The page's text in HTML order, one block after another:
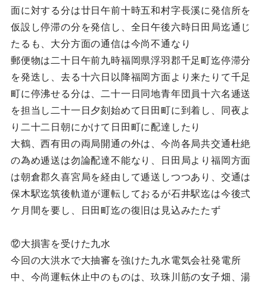
面に対する分は廿日午前十時五和村字長溪に発信所を
仮設し停滞の分を発信し、全日午後六時日田局迄通じ
たるも、大分方面の通信は今尚不通なり
郵便物は二十日午前九時福岡県浮羽郡千足町迄停滞分
を発迭し、去る十六日以降福岡方面より来たりて千足
町に停沸せる分は、二十一日同地青年団員十六名逓送
を担当し二十一日夕刻始めて日田町に到着し、同夜よ
り二十二日朝にかけて日田町に配達したり
大鶴、西有田の両局開通の外は、今尚各局共交通杜絶
の為め逓送は勿論配達不能なり、日田局より福岡方面
は朝倉郡久喜宮局を経由して逓送しつつあり、交通は
保木駅迄筑後軌道が運転しておるが石井駅迄は今後弍
ケ月間を要し、日田町迄の復旧は見込みたたず
⑫大損害を受けた九水
今回の大洪水で大抽審を強けた九水電気会社発電所
中、今尚運転休止中のものは、玖珠川筋の女子畑、湯